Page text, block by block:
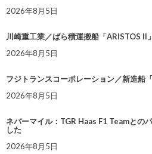
2026年8月5日
川崎重工業／ばら積運搬船「ARISTOS II
2026年8月5日
フジトランスコーポレーション／新造船
2026年8月5日
ネバーマイル：TGR Haas F1 Teamとの
した
2026年8月5日